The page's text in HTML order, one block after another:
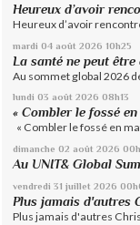
Heureux d’avoir
Heureux d’avoir
mardi 04 août 2026 10h25
La santé ne peut être
Au sommet global 2026
lundi 03 août 2026 08h13
« Combler le fossé
« Combler le fossé en
dimanche 02 août 2026
Au UNIT& Global
vendredi 31 juillet 2026
Plus jamais d'autres
Plus jamais d'autres